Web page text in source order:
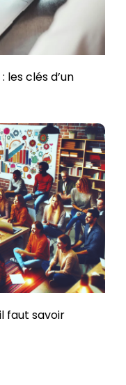
clés d’un
faut savoir